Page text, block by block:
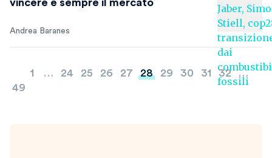
vincere è sempre il mercato
Andrea Baranes
Paginazione
degli
1 … 24 25 26 27 28 29 30 31 32
…
49